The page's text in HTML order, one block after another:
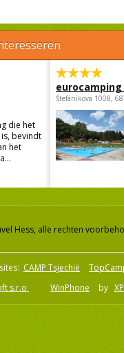
die het
bevindt
het
Štefánikova 1008,
Hess, alle rechten
CAMP Tsjechië
s.r.o WinPhone by